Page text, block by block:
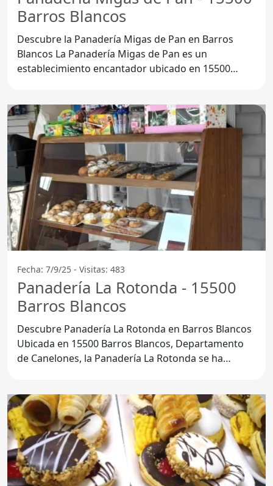
Barros Blancos
Descubre la Panadería Migas de Pan en Barros
Blancos La Panadería Migas de Pan es un
establecimiento encantador ubicado en 15500
Fecha: 7/9/25 - Visitas: 483
Panadería La Rotonda - 15500
Barros Blancos
Descubre Panadería La Rotonda en Barros Blancos
Ubicada en 15500 Barros Blancos, Departamento
de Canelones, la Panadería La Rotonda se ha